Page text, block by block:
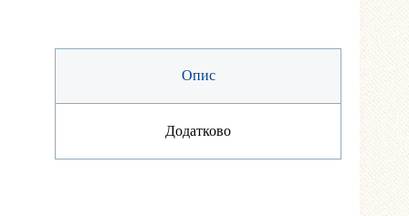
Опис
Додатково